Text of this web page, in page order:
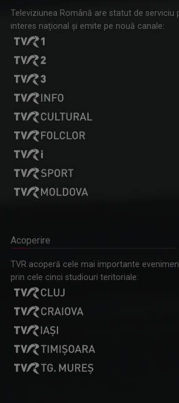
Televiziunea Română are statut de serviciu
interes naţional şi emite pe nouă canale:
Acoperire
TVR acoperă cele mai importante
prin cele cinci studiouri teritoriale: